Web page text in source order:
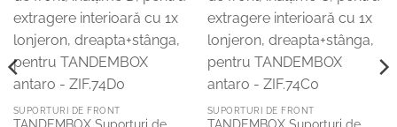
Add to
Wishlist
SUPORTURI DE FRONT
Add to
Wishlist
SUPORTURI DE FRONT